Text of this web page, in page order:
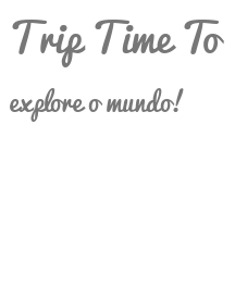
Trip Time To
explore o mundo!